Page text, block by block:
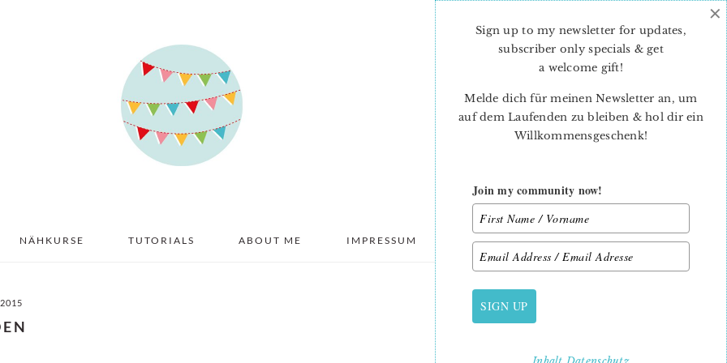
NÄHKURSE TUTORIALS ABOUT ME IMPRESSUM DATENSCHUTZ
PRIMARY
SIDEBAR
Sign up to my newsletter for updates,
subscriber only specials & get
a welcome gift!
Melde dich für meinen Newsletter an, um
auf dem Laufenden zu bleiben & hol dir ein
Willkommensgeschenk!
Join my community now!
SIGN UP
×